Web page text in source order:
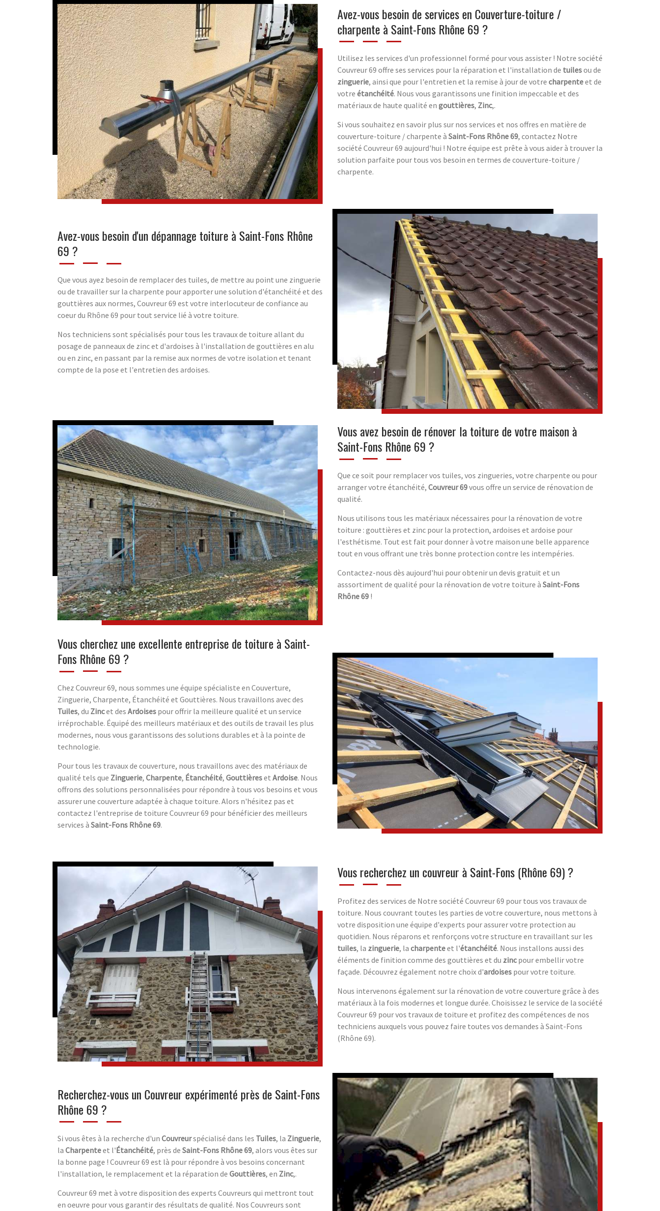
Avez-vous besoin de services en Couverture-toiture /
charpente à Saint-Fons Rhône 69 ?
Utilisez les services d'un professionnel formé pour vous assister ! Notre société
Couvreur 69 offre ses services pour la réparation et l'installation de tuilesou de
zinguerie, ainsi que pour l'entretien et la remise à jour de votre charpenteet de
votre étanchéité. Nous vous garantissons une finition impeccable et des
matériaux de haute qualité en gouttières, Zinc,.
Si vous souhaitez en savoir plus sur nos services et nos offres en matière de
couverture-toiture / charpente à Saint-Fons Rhône 69, contactez Notre
société Couvreur 69 aujourd'hui ! Notre équipe est prête à vous aider à trouver la
solution parfaite pour tous vos besoin en termes de couverture-toiture /
charpente.
Avez-vous besoin d'un dépannage toiture à Saint-Fons Rhône
69 ?
Que vous ayez besoin de remplacer des tuiles, de mettre au point une zinguerie
ou de travailler sur la charpente pour apporter une solution d'étanchéité et des
gouttières aux normes, Couvreur 69 est votre interlocuteur de confiance au
coeur du Rhône 69 pour tout service lié à votre toiture.
Nos techniciens sont spécialisés pour tous les travaux de toiture allant du
posage de panneaux de zinc et d'ardoises à l'installation de gouttières en alu
ou en zinc, en passant par la remise aux normes de votre isolation et tenant
compte de la pose et l'entretien des ardoises.
Vous avez besoin de rénover la toiture de votre maison à
Saint-Fons Rhône 69 ?
Que ce soit pour remplacer vos tuiles, vos zingueries, votre charpente ou pour
arranger votre étanchéité, Couvreur 69vous offre un service de rénovation de
qualité.
Nous utilisons tous les matériaux nécessaires pour la rénovation de votre
toiture : gouttières et zinc pour la protection, ardoises et ardoise pour
l'esthétisme. Tout est fait pour donner à votre maison une belle apparence
tout en vous offrant une très bonne protection contre les intempéries.
Contactez-nous dès aujourd'hui pour obtenir un devis gratuit et un
asssortiment de qualité pour la rénovation de votre toiture à Saint-Fons
Rhône 69 !
Vous cherchez une excellente entreprise de toiture à Saint-
Fons Rhône 69 ?
Chez Couvreur 69, nous sommes une équipe spécialiste en Couverture,
Zinguerie, Charpente, Étanchéité et Gouttières. Nous travaillons avec des
Tuiles, du Zincet des Ardoises pour offrir la meilleure qualité et un service
irréprochable. Équipé des meilleurs matériaux et des outils de travail les plus
modernes, nous vous garantissons des solutions durables et à la pointe de
technologie.
Pour tous les travaux de couverture, nous travaillons avec des matériaux de
qualité tels que Zinguerie, Charpente, Étanchéité, Gouttièreset Ardoise. Nous
offrons des solutions personnalisées pour répondre à tous vos besoins et vous
assurer une couverture adaptée à chaque toiture. Alors n'hésitez pas et
contactez l'entreprise de toiture Couvreur 69 pour bénéficier des meilleurs
services à Saint-Fons Rhône 69.
Vous recherchez un couvreur à Saint-Fons (Rhône 69) ?
Profitez des services de Notre société Couvreur 69 pour tous vos travaux de
toiture. Nous couvrant toutes les parties de votre couverture, nous mettons à
votre disposition une équipe d'experts pour assurer votre protection au
quotidien. Nous réparons et renforçons votre structure en travaillant sur les
tuiles, la zinguerie, la charpenteet l'étanchéité. Nous installons aussi des
éléments de finition comme des gouttières et du zincpour embellir votre
façade. Découvrez également notre choix d'ardoises pour votre toiture.
Nous intervenons également sur la rénovation de votre couverture grâce à des
matériaux à la fois modernes et longue durée. Choisissez le service de la société
Couvreur 69 pour vos travaux de toiture et profitez des compétences de nos
techniciens auxquels vous pouvez faire toutes vos demandes à Saint-Fons
(Rhône 69).
Recherchez-vous un Couvreur expérimenté près de Saint-Fons
Rhône 69 ?
Si vous êtes à la recherche d'un Couvreurspécialisé dans les Tuiles, la Zinguerie,
la Charpenteet l'Étanchéité, près de Saint-Fons Rhône 69, alors vous êtes sur
la bonne page ! Couvreur 69 est là pour répondre à vos besoins concernant
l'installation, le remplacement et la réparation de Gouttières, en Zinc,.
Couvreur 69 met à votre disposition des experts Couvreurs qui mettront tout
en oeuvre pour vous garantir des résultats de qualité. Nos Couvreurs sont